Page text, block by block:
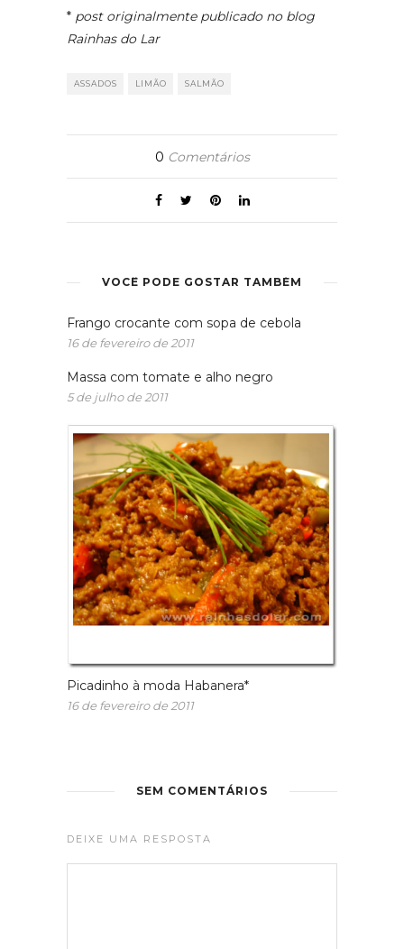
* post originalmente publicado no blog
Rainhas do Lar
ASSADOS LIMÃO SALMÃO
0 Comentários
VOCÊ PODE GOSTAR TAMBÉM
Frango crocante com sopa de cebola
16 de fevereiro de 2011
Massa com tomate e alho negro
5 de julho de 2011
Picadinho à moda Habanera*
16 de fevereiro de 2011
SEM COMENTÁRIOS
DEIXE UMA RESPOSTA